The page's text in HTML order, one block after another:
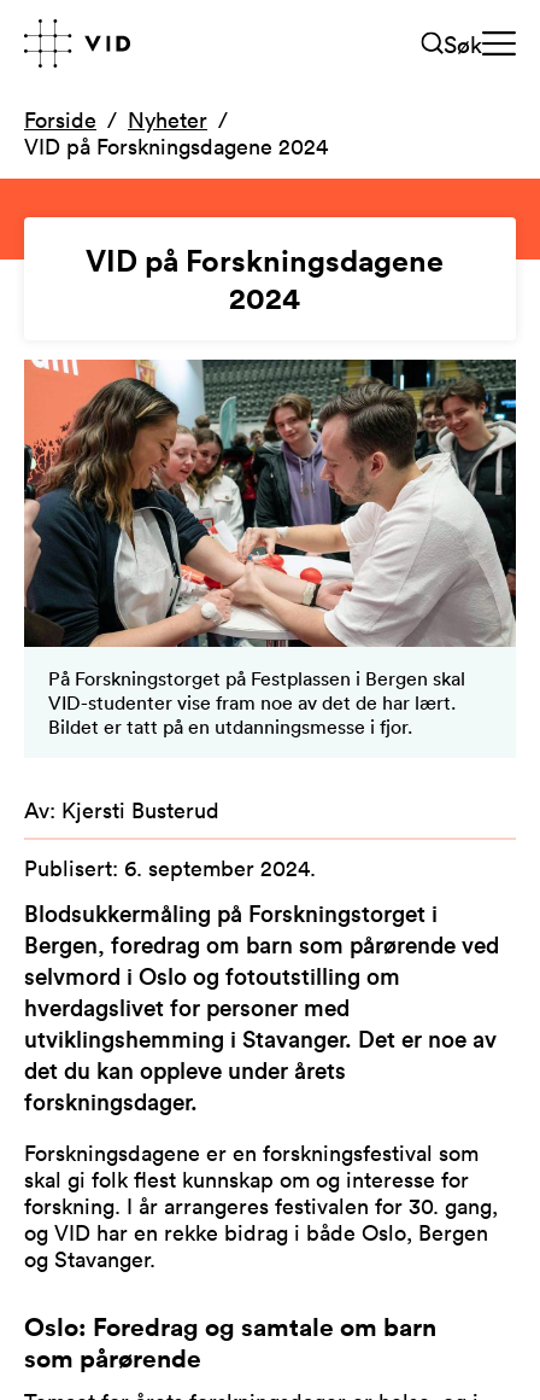
Søk
Forside
Nyheter
VID på Forskningsdagene 2024
VID på Forskningsdagene
2024
På Forskningstorget på Festplassen i Bergen skal
VID-studenter vise fram noe av det de har lært.
Bildet er tatt på en utdanningsmesse i fjor.
Av: Kjersti Busterud
Publisert: 6. september 2024.
Blodsukkermåling på Forskningstorget i
Bergen, foredrag om barn som pårørende ved
selvmord i Oslo og fotoutstilling om
hverdagslivet for personer med
utviklingshemming i Stavanger. Det er noe av
det du kan oppleve under årets
forskningsdager.
Forskningsdagene er en forskningsfestival som
skal gi folk flest kunnskap om og interesse for
forskning. I år arrangeres festivalen for 30. gang,
og VID har en rekke bidrag i både Oslo, Bergen
og Stavanger.
Oslo: Foredrag og samtale om barn
som pårørende